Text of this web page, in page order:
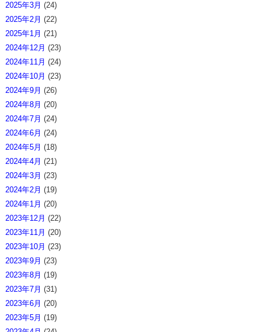
2025年3月 (24)
2025年2月 (22)
2025年1月 (21)
2024年12月 (23)
2024年11月 (24)
2024年10月 (23)
2024年9月 (26)
2024年8月 (20)
2024年7月 (24)
2024年6月 (24)
2024年5月 (18)
2024年4月 (21)
2024年3月 (23)
2024年2月 (19)
2024年1月 (20)
2023年12月 (22)
2023年11月 (20)
2023年10月 (23)
2023年9月 (23)
2023年8月 (19)
2023年7月 (31)
2023年6月 (20)
2023年5月 (19)